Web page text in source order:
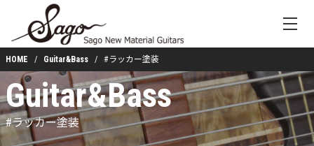
HOME Guitar&Bass #ラッカー塗装
Guitar&Bass
#ラッカー塗装